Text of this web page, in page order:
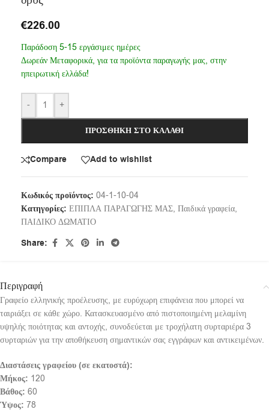
€226.00
Παράδοση 5-15 εργάσιμες ημέρες
Δωρεάν Μεταφορικά, για τα προϊόντα παραγωγής μας, στην
ηπειρωτική ελλάδα!
- +
ΠΡΟΣΘΉΚΗ ΣΤΟ ΚΑΛΆΘΙ
Compare Add to wishlist
Κωδικός προϊόντος: 04-1-10-04
Κατηγορίες: ΕΠΙΠΛΑ ΠΑΡΑΓΩΓΗΣ ΜΑΣ, Παιδικά γραφεία,
ΠΑΙΔΙΚΟ ΔΩΜΑΤΙΟ
Share:
Περιγραφή
Γραφείο ελληνικής προέλευσης, με ευρύχωρη επιφάνεια που μπορεί να
ταιριάξει σε κάθε χώρο. Κατασκευασμένο από πιστοποιημένη μελαμίνη
υψηλής ποιότητας και αντοχής, συνοδεύεται με τροχήλατη συρταριέρα 3
συρταριών για την αποθήκευση σημαντικών σας εγγράφων και αντικειμένων.
Διαστάσεις γραφείου (σε εκατοστά):
Μήκος: 120
Βάθος: 60
Ύψος: 78